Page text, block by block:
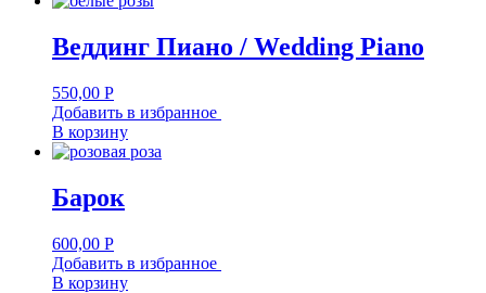
Веддинг Пиано / Wedding Piano
550,00 Р
Добавить в избранное
В корзину
Барок
600,00 Р
Добавить в избранное
В корзину